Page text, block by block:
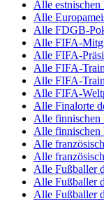
Alle estnischen
Alle
Alle FDGB-
Alle FIFA-
Alle FIFA-
Alle FIFA-
Alle FIFA-
Alle FIFA-
Alle Finalorte
Alle finnischen
Alle finnischen
Alle
Alle
Alle Fußballer
Alle Fußballer
Alle Fußballer